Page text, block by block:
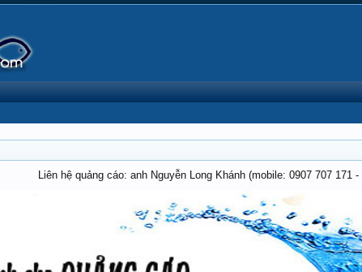
Liên hệ quảng cáo: anh Nguyễn Long Khánh (mobile: 0907 707